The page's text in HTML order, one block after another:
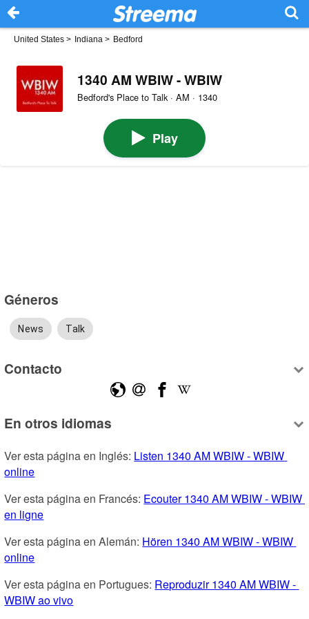
United States > Indiana > Bedford
1340 AM WBIW - WBIW
Bedford's Place to Talk · AM · 1340
Play
Géneros
News Talk
Contacto
En otros idiomas
Ver esta página en Inglés: Listen 1340 AM WBIW - WBIW
online
Ver esta página en Francés: Ecouter 1340 AM WBIW - WBIW
en ligne
Ver esta página en Alemán: Hören 1340 AM WBIW - WBIW
online
Ver esta página en Portugues: Reproduzir 1340 AM WBIW -
WBIW ao vivo